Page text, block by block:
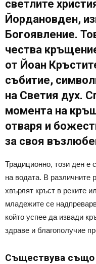
светлите
Йордановден,
Богоявление.
чества
от Йоан
събитие,
на Светия дух.
момента на
отваря и
за своя
Традиционно, този ден е
на водата. В различните
хвърлят кръст в реките
младежите се
който успее да извади
здраве и благополучие
Съществува също